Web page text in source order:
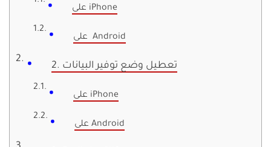
على iPhone
على Android
2. تعطيل وضع توفير البيانات
على iPhone
على Android